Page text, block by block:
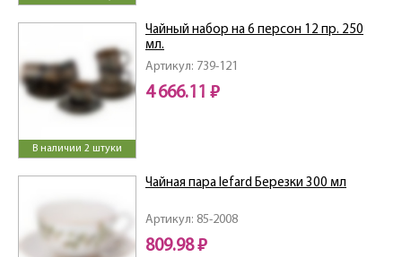
В наличии 2 штуки
Артикул: 739-121
Чайный набор на 6 персон 12 пр. 250
мл.
4 666.11 ₽
Артикул: 85-2008
Чайная пара lefard Березки 300 мл
809.98 ₽